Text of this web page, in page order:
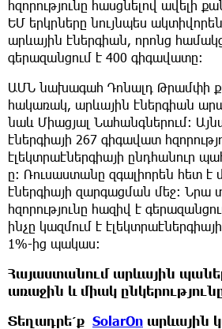
հզորությունը հասցնելով ավելի
ԵՄ երկրները նույնպես
արևային էներգիան, որոնց
գերազանցում է 400 գիգավատը։
ԱՄՆ նախագահ Դոնալդ Թրամփի
հակառակ, արևային էներգիան
նաև Միացյալ Նահանգներում:
էներգիայի 267 գիգավատ
էլեկտրաէներգիայի ընդհանուր
ը։ Ռուսաստանը զգալիորեն հետ է
էներգիայի զարգացման մեջ: Նրա
հզորությունը հազիվ է
ինչը կազմում է
1%-ից պակաս:
Հայաստանում արևային
առաջին և միակ
Տեղադրե՛ք SolarOn արևային